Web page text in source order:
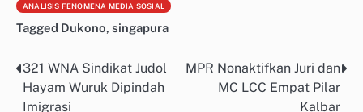
ANALISIS FENOMENA MEDIA SOSIAL
Tagged Dukono, singapura
Post
navigation
321 WNA Sindikat Judol
Hayam Wuruk Dipindah
Imigrasi
MPR Nonaktifkan Juri dan
MC LCC Empat Pilar
Kalbar